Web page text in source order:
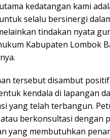
kedatangan kami
selalu bersinergi
tindakan nyata
Kabupaten Lombok
tersebut disambut
kendala di lapangan
yang telah terbangun.
berkonsultasi dengan
yang membutuhkan